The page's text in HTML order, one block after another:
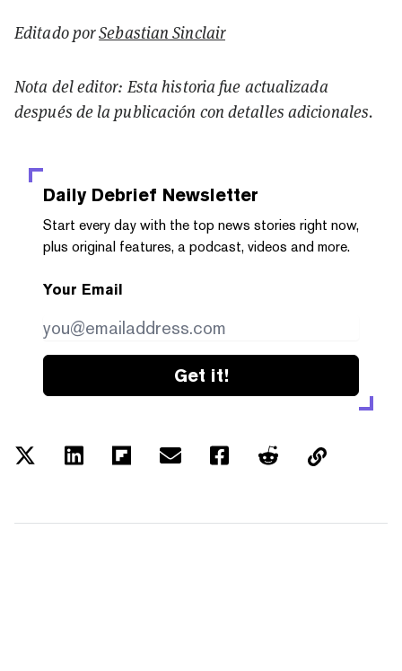
Editado porSebastian Sinclair
Nota del editor: Esta historia fue actualizada
después de la publicación con detalles adicionales.
Daily Debrief Newsletter
Start every day with the top news stories right now,
plus original features, a podcast, videos and more.
Your Email
Get it!